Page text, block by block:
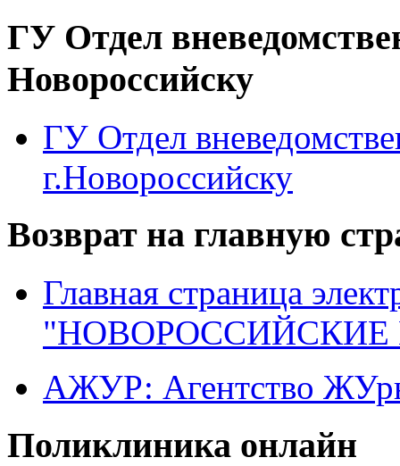
ГУ Отдел
Новороссийску
ГУ Отдел
г.Новороссийску
Возврат на главную
Главная страница
"НОВОРОССИЙСКИЕ
АЖУР: Агентство
Поликлиника онлайн